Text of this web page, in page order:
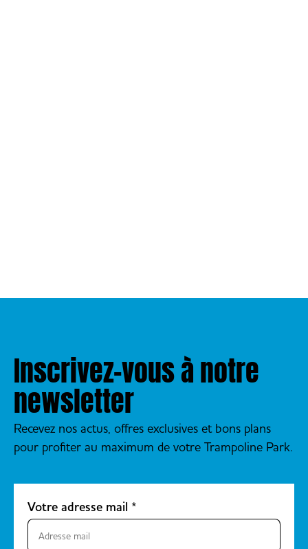
Inscrivez-vous à notre
newsletter
Recevez nos actus, offres exclusives et bons plans
pour profiter au maximum de votre Trampoline Park.
Votre adresse mail *